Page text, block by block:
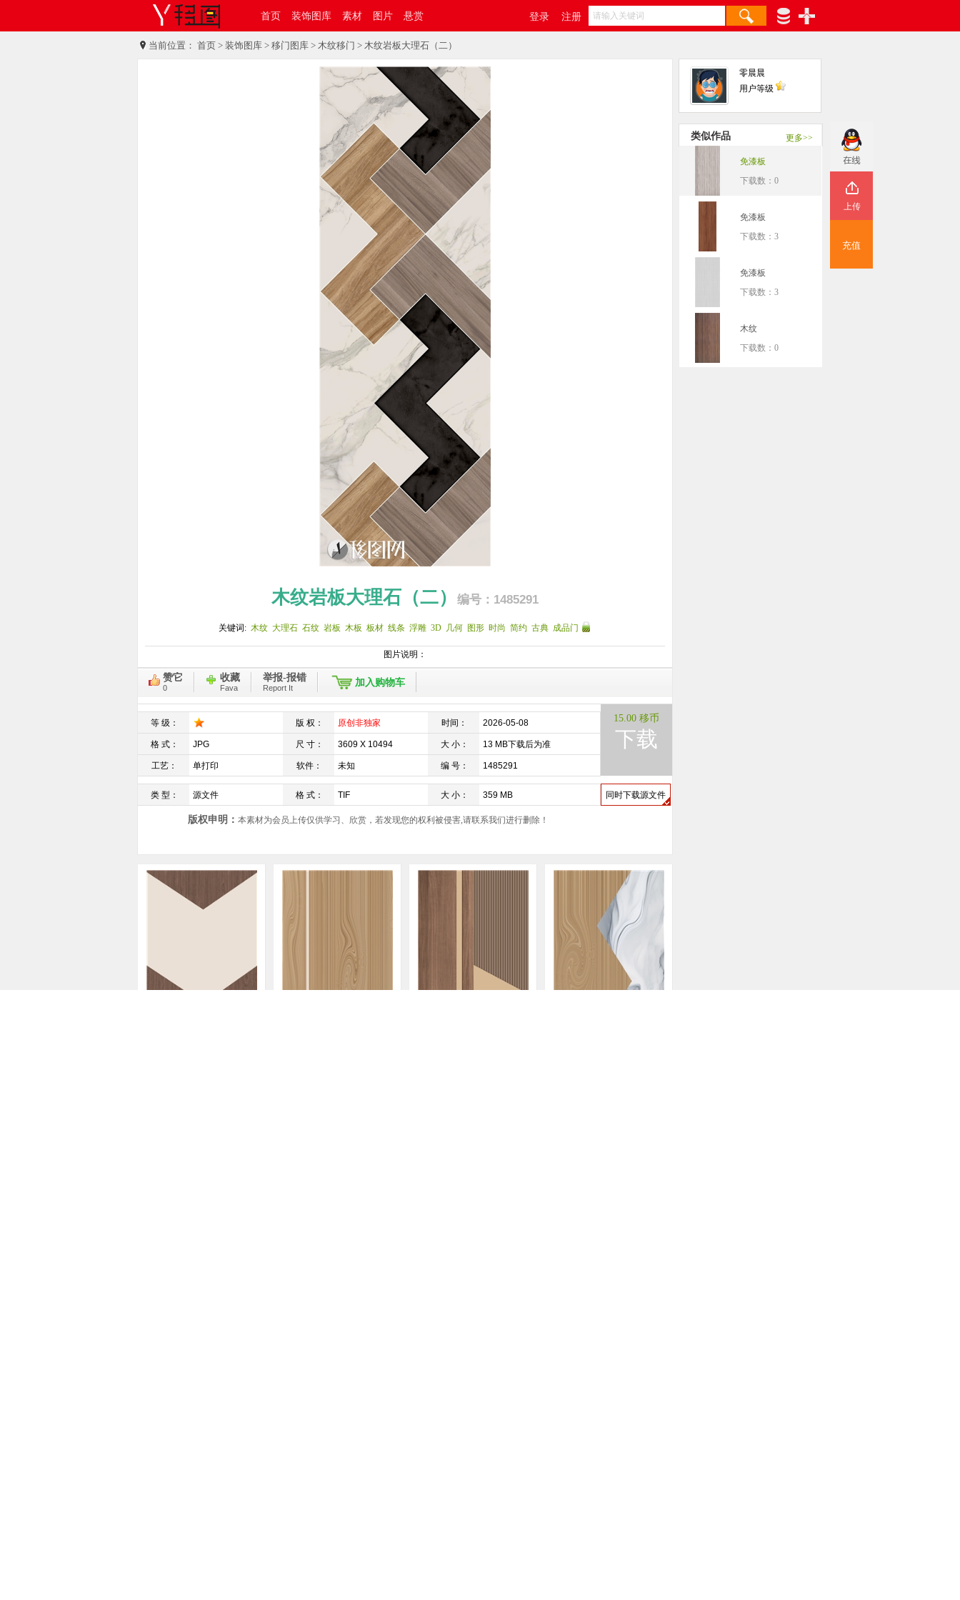
首页 装饰图库 素材 图片 悬赏 注册
登录
当前位置： 首页 > 装饰图库 > 移门图库 > 木纹移门 > 木纹岩板大理石（二）
木纹岩板大理石（二） 编号：1485291
关键词: 木纹 大理石 石纹 岩板 木板 板材 线条 浮雕 3D 几何 图形 时尚 简约 古典 成品门
图片说明：
赞它
0
收藏
Fava
举报-报错
Report It 加入购物车
等 级： 版 权： 原创非独家 时间： 2026-05-08
格 式： JPG 尺 寸： 3609 X 10494 大 小： 13 MB下载后为准
工艺： 单打印 软件： 未知 编 号： 1485291
15.00 移币
下载
类 型： 源文件 格 式： TIF 大 小： 359 MB 同时下载源文件
版权申明： 本素材为会员上传仅供学习、欣赏，若发现您的权利被侵害,请联系我们进行删除！
零晨晨
用户等级
类似作品 更多>>
免漆板
下载数：0
免漆板
下载数：3
免漆板
下载数：3
木纹
下载数：0
上传
充值